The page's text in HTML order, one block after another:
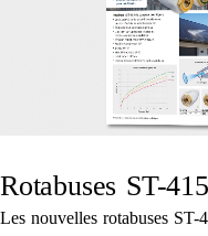
Rotabuses ST-
Les nouvelles rotabuses